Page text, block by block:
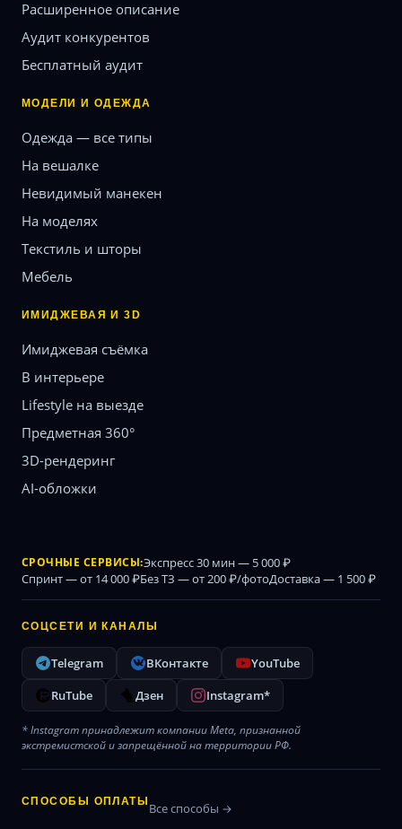
Расширенное описание
Аудит конкурентов
Бесплатный аудит
МОДЕЛИ И ОДЕЖДА
Одежда — все типы
На вешалке
Невидимый манекен
На моделях
Текстиль и шторы
Мебель
ИМИДЖЕВАЯ И 3D
Имиджевая съёмка
В интерьере
Lifestyle на выезде
Предметная 360°
3D-рендеринг
AI-обложки
СРОЧНЫЕ СЕРВИСЫ:Экспресс 30 мин — 5 000 ₽
Спринт — от 14 000 ₽Без ТЗ — от 200 ₽/фотоДоставка — 1 500 ₽
СОЦСЕТИ И КАНАЛЫ
Telegram ВКонтакте
YouTube
RuTube
Дзен Instagram*
* Instagram принадлежит компании Meta, признанной
экстремистской и запрещённой на территории РФ.
СПОСОБЫ ОПЛАТЫ Все способы →